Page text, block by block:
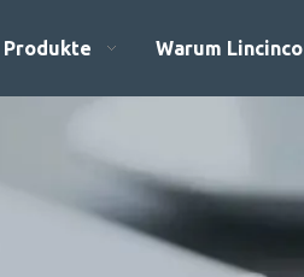
Produkte Warum Lincinco